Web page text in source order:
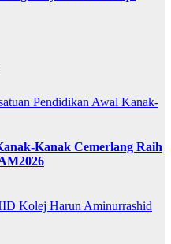
Pendidikan Awal Kanak-
Kanak Cemerlang Raih
Kolej Harun Aminurrashid